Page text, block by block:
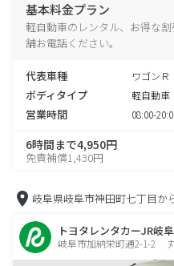
基本料金プラン
軽自動車のレンタル、お得な
舗お電話ください。
代表車種 ワゴン
ボディタイプ 軽自動車
営業時間 08:00-
6時間まで4,950円
免責補償1,430円
岐阜県岐阜市神田町七丁目か
トヨタレンタカーJR岐
岐阜市加納栄町通2-1-2